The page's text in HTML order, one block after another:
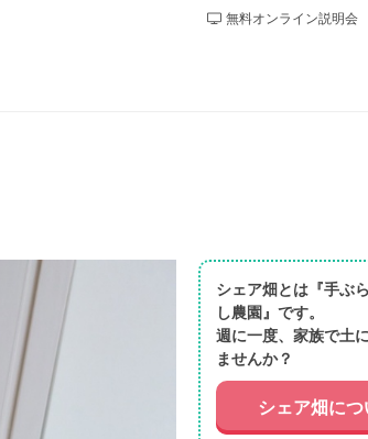
無料オンライン説明会
シェア畑とは『手ぶ
し農園』です。
週に一度、家族で土
ませんか？
シェア畑に